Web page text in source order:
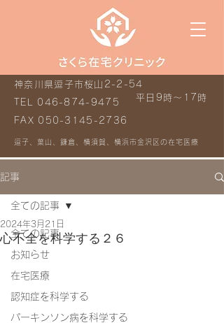
平日9時～17時
神奈川県逗子市桜山2-2-54
TEL 046-874-9475
FAX 050-3145-2736
逗子、葉山、鎌倉、横須賀、横浜市金沢区の在宅医療
記事
全ての記事
お知らせ
在宅医療
認知症を科学する
パーキンソン病を科学する
全ての記事
心不全を科学する２６
2024年3月21日